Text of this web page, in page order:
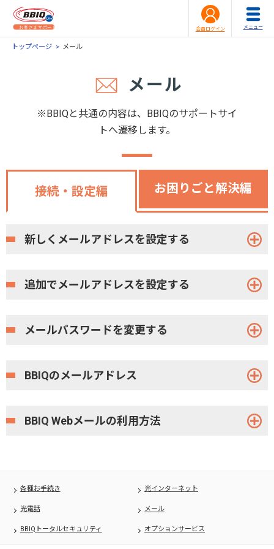
会員ログイン メニュー
トップページ メール
メール
※BBIQと共通の内容は、BBIQのサポートサイ
トへ遷移します。
接続・設定編 お困りごと解決編
新しくメールアドレスを設定する
追加でメールアドレスを設定する
メールパスワードを変更する
BBIQのメールアドレス
BBIQ Webメールの利用方法
各種お手続き 光インターネット
光電話 メール
BBIQトータルセキュリティ オプションサービス